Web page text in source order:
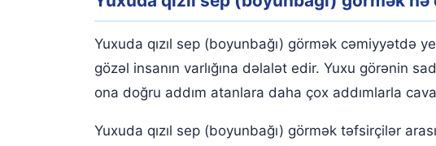
Yuxuda qızıl sep (boyunbağı) almaq
Yuxuda qızıl sep (boyunbağı) tapmaq
Yuxuda qızıl gerdanlık görmək
Yuxuda qızıl sep (boyunbağı) görmək cəmiyyətdə
gözəl insanın varlığına dəlalət edir. Yuxu görənin
ona doğru addım atanlara daha çox addımlarla
Yuxuda qızıl sep (boyunbağı) görmək təfsirçilər